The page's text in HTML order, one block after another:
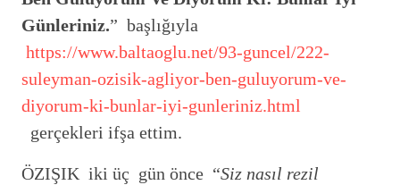
Günleriniz.” başlığıyla
https://www.baltaoglu.net/93-guncel/222-
suleyman-ozisik-agliyor-ben-guluyorum-ve-
diyorum-ki-bunlar-iyi-gunleriniz.html
gerçekleri ifşa ettim.
ÖZIŞIK iki üç gün önce “Siz nasıl rezil